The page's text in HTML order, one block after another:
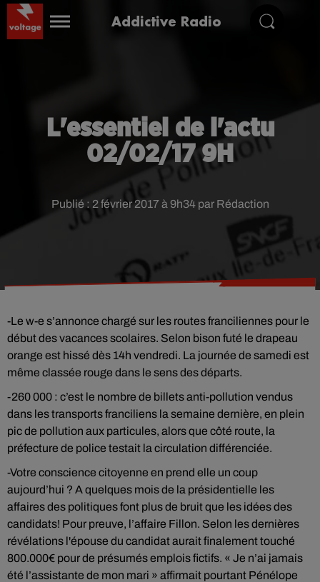
Addictive Radio
L'essentiel de l'actu
02/02/17 9H
Publié : 2 février 2017 à 9h34 par Rédaction
-Le w-e s’annonce chargé sur les routes franciliennes pour le
début des vacances scolaires. Selon bison futé le drapeau
orange est hissé dès 14h vendredi. La journée de samedi est
même classée rouge dans le sens des départs.
-260 000 : c’est le nombre de billets anti-pollution vendus
dans les transports franciliens la semaine dernière, en plein
pic de pollution aux particules, alors que côté route, la
préfecture de police testait la circulation différenciée.
-Votre conscience citoyenne en prend elle un coup
aujourd’hui ? A quelques mois de la présidentielle les
affaires des politiques font plus de bruit que les idées des
candidats! Pour preuve, l’affaire Fillon. Selon les dernières
révélations l'épouse du candidat aurait finalement touché
800.000€ pour de présumés emplois fictifs. « Je n’ai jamais
été l’assistante de mon mari » affirmait pourtant Pénélope